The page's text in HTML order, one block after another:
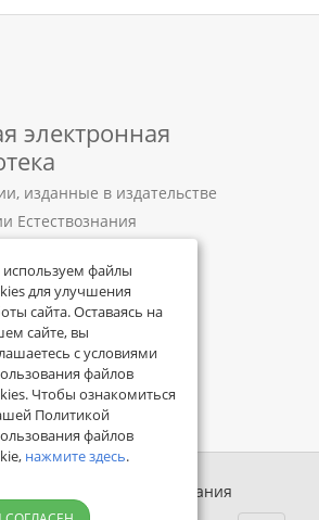
электронная
изданные в издательстве
Естествознания
данных
академия естествознания
файлы
для улучшения
сайта. Оставаясь на
сайте, вы
с условиями
файлов
Чтобы ознакомиться
Политикой
файлов
нажмите здесь.